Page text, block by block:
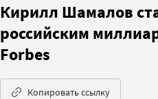
Кирилл Шамалов
российским
Forbes
Копировать ссылку